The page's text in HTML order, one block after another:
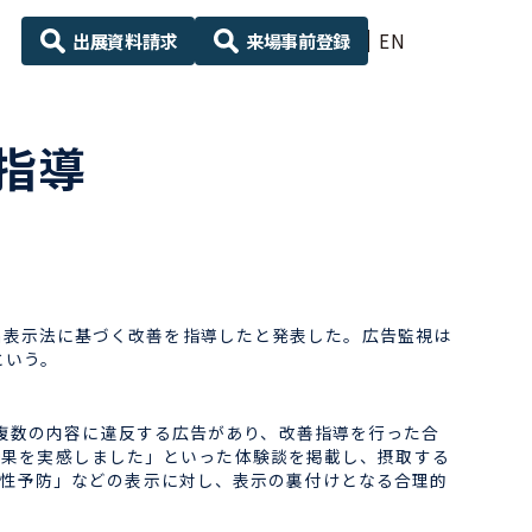
EN
出展資料請求 来場事前登録
導
法に基づく改善を指導したと発表した。広告監視は
う。
の内容に違反する広告があり、改善指導を行った合
を実感しました」といった体験談を掲載し、摂取する
予防」などの表示に対し、表示の裏付けとなる合理的